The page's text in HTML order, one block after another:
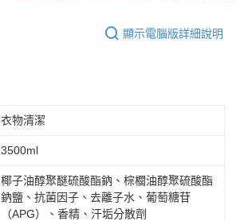
顯示電腦版詳細說明
衣物清潔
3500ml
椰子油醇聚醚硫酸酯鈉、棕櫚油醇聚硫酸酯
鈉鹽、抗菌因子、去離子水、葡萄糖苷
（APG）、香精、汗垢分散劑